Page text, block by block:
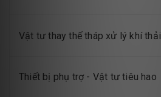
Vật tư thay thế tháp xử lý khí thải
Thiết bị phụ trợ - Vật tư tiêu hao